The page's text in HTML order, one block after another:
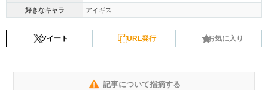
好きなキャラ アイギス
ツイート URL発行 お気に入り
記事について指摘する